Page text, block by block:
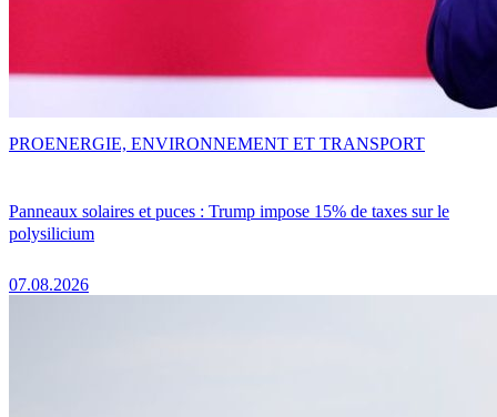
Panneaux solaires et puces : Trump impose 15% de taxes sur le
polysilicium
07.08.2026
PROENERGIE, ENVIRONNEMENT ET TRANSPORT